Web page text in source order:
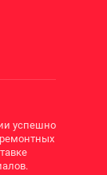
успешно